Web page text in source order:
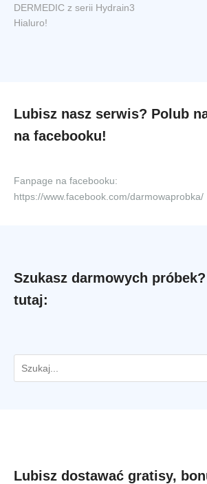
DERMEDIC z serii Hydrain3
Hialuro!
Lubisz nasz serwis? Polub
na facebooku!
Fanpage na facebooku:
https://www.facebook.com/darmowaprobka/
Szukasz darmowych
tutaj:
Lubisz dostawać gratisy,